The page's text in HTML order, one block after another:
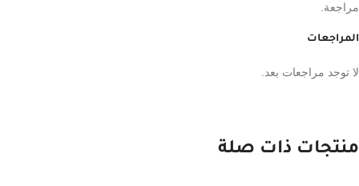
المراجعات
لا توجد مراجعات بعد.
مراجعة.
منتجات ذات صلة